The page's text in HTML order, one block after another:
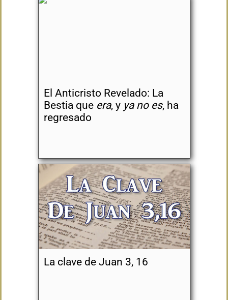
El Anticristo Revelado: La
Bestia que era, y ya no es, ha
regresado
La clave de Juan 3, 16